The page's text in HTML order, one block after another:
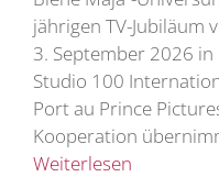
jährigen TV-Jubiläum
3. September 2026
Studio 100
Port au Prince
Kooperation
Weiterlesen